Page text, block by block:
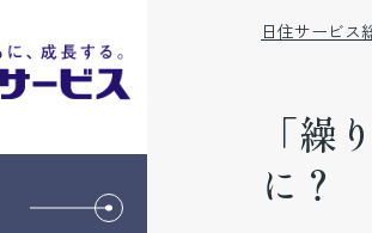
日住サービス
「繰
に？